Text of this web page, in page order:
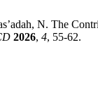
N. The
2026, 4, 55-62.